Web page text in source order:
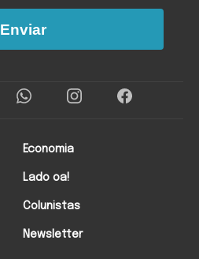
Economia
Lado oa!
Colunistas
Newsletter
Enviar